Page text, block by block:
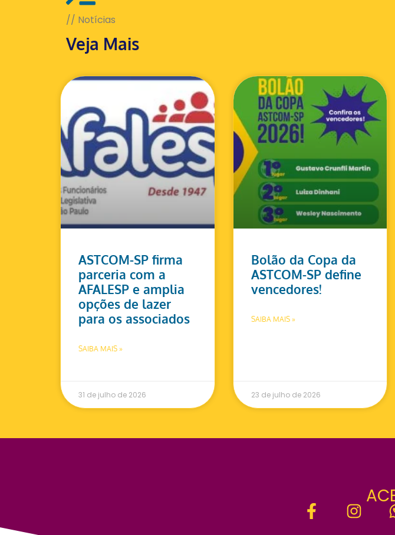
// Notícias
Veja Mais
ASTCOM-SP firma
parceria com a
AFALESP e amplia
opções de lazer
para os associados
SAIBA MAIS »
31 de julho de 2026
Bolão da Copa da
ASTCOM-SP define
vencedores!
SAIBA MAIS »
23 de julho de 2026